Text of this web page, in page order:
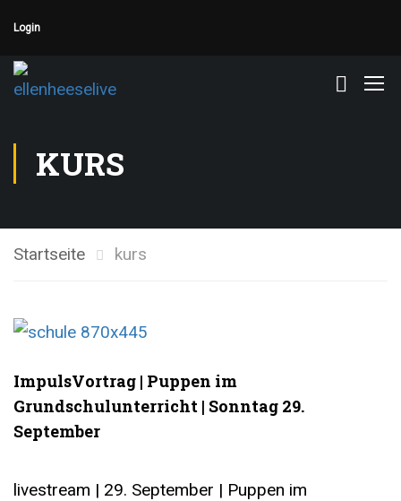
Login
KURS
Startseite kurs
ImpulsVortrag | Puppen im
Grundschulunterricht | Sonntag 29.
September
livestream | 29. September | Puppen im